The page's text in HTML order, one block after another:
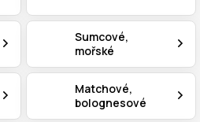
Sumcové,
mořské
Matchové,
bolognesové